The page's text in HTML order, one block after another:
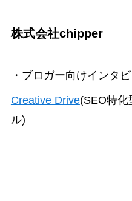
株式会社chipper
・ブロガー向けインタ
Creative Drive(SEO特化
ル)